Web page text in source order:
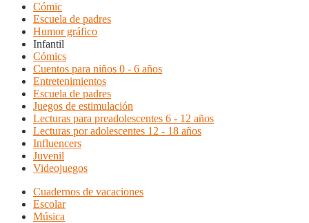
Cómic
Escuela de padres
Humor gráfico
Infantil
Cómics
Cuentos para niños 0 - 6 años
Entretenimientos
Escuela de padres
Juegos de estimulación
Lecturas para preadolescentes 6 - 12 años
Lecturas por adolescentes 12 - 18 años
Influencers
Juvenil
Videojuegos
Cuadernos de vacaciones
Escolar
Música